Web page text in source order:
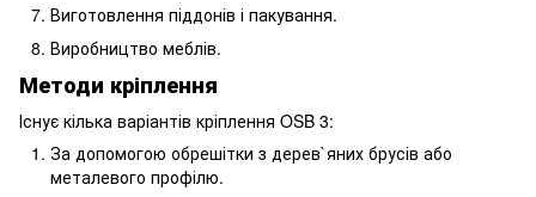
Виготовлення піддонів і пакування.
Виробництво меблів.
Методи кріплення
Існує кілька варіантів кріплення OSB 3:
За допомогою обрешітки з дерев`яних брусів або
металевого профілю.